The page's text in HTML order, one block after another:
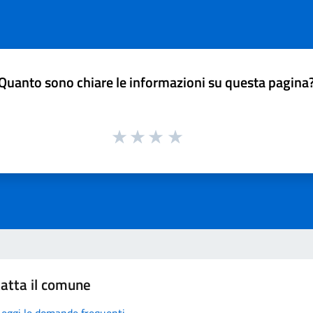
sono chiare le informazioni su questa
il comune